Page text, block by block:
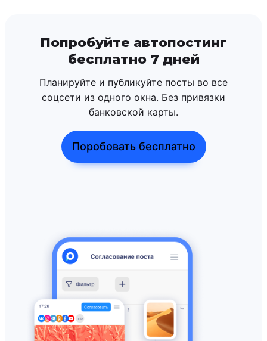
Попробуйте автопостинг
бесплатно 7 дней
Планируйте и публикуйте посты во все
соцсети из одного окна. Без привязки
банковской карты.
Поробовать бесплатно